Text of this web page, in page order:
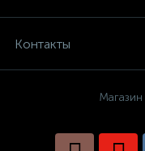
Контакты